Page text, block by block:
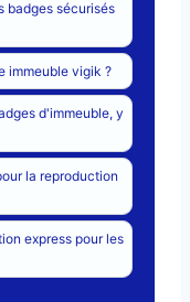
badges sécurisés
immeuble vigik ?
d'immeuble, y
la reproduction
express pour les